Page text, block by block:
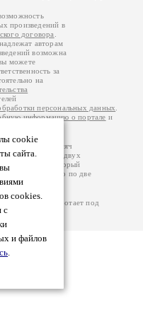
cookie
сайта.
cookies.
с
и файлов
.
произведений в
договора
авторам
возможна
можете
за
на
персональных данных
информацию о портале и
порядка 200 тысяч
более двух
который
графе указано по две
посетителей.
Портал работает под